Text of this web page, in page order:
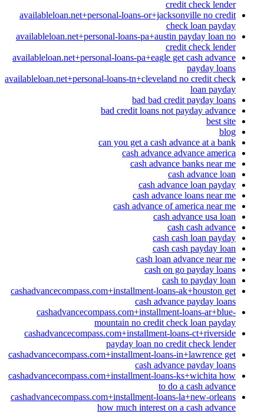
credit check lender
availableloan.net+personal-loans-or+jacksonville no credit
check loan payday
availableloan.net+personal-loans-pa+austin payday loan no
credit check lender
availableloan.net+personal-loans-pa+eagle get cash advance
payday loans
availableloan.net+personal-loans-tn+cleveland no credit check
loan payday
bad bad credit payday loans
bad credit loans not payday advance
best site
blog
can you get a cash advance at a bank
cash advance advance america
cash advance banks near me
cash advance loan
cash advance loan payday
cash advance loans near me
cash advance of america near me
cash advance usa loan
cash cash advance
cash cash loan payday
cash cash payday loan
cash loan advance near me
cash on go payday loans
cash to payday loan
cashadvancecompass.com+installment-loans-ak+houston get
cash advance payday loans
cashadvancecompass.com+installment-loans-ar+blue-
mountain no credit check loan payday
cashadvancecompass.com+installment-loans-ct+riverside
payday loan no credit check lender
cashadvancecompass.com+installment-loans-in+lawrence get
cash advance payday loans
cashadvancecompass.com+installment-loans-ks+wichita how
to do a cash advance
cashadvancecompass.com+installment-loans-la+new-orleans
how much interest on a cash advance